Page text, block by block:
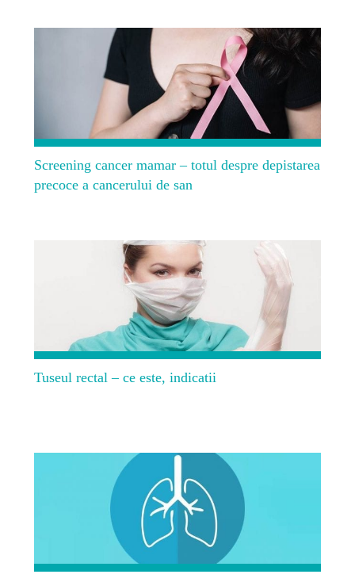
Screening cancer mamar – totul despre depistarea
precoce a cancerului de san
Tuseul rectal – ce este, indicatii